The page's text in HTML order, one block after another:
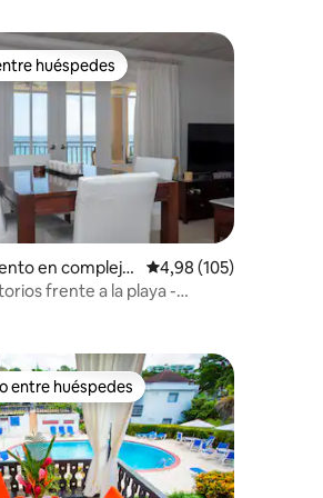
de 5. 175 evaluaciones
huéspedes
huéspedes
en complejo
en Oistins
Calificación promedio:
4,98 (105)
frente a la playa -
los huéspedes más destacados
entre huéspedes